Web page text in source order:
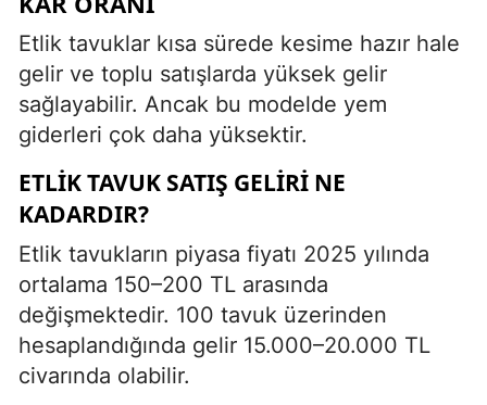
Etlik tavuklar kısa sürede kesime hazır hale
gelir ve toplu satışlarda yüksek gelir
sağlayabilir. Ancak bu modelde yem
giderleri çok daha yüksektir.
ETLIK TAVUK SATIŞ GELIRI NE
KADARDIR?
Etlik tavukların piyasa fiyatı 2025 yılında
ortalama 150–200 TL arasında
değişmektedir. 100 tavuk üzerinden
hesaplandığında gelir 15.000–20.000 TL
civarında olabilir.